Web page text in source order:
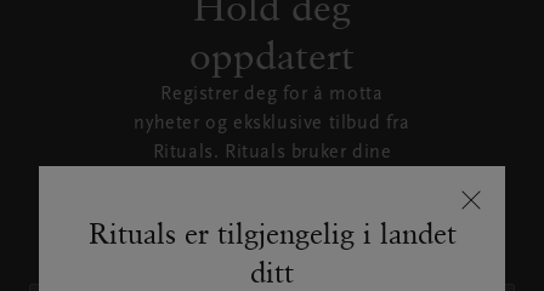
Rituals er tilgjengelig i landet
ditt
oppdatert
Registrer deg for å motta
nyheter og eksklusive tilbud fra
Rituals. Rituals bruker dine
for personvern.